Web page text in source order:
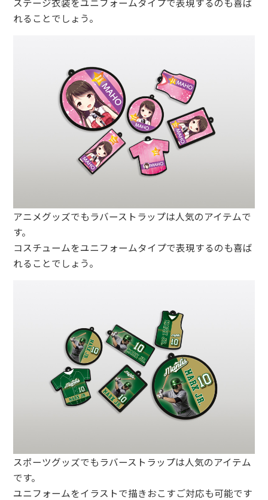
れることでしょう。
アニメグッズでもラバーストラップは人気のアイテムで
す。
コスチュームをユニフォームタイプで表現するのも喜ば
れることでしょう。
スポーツグッズでもラバーストラップは人気のアイテム
です。
ユニフォームをイラストで描きおこすご対応も可能です